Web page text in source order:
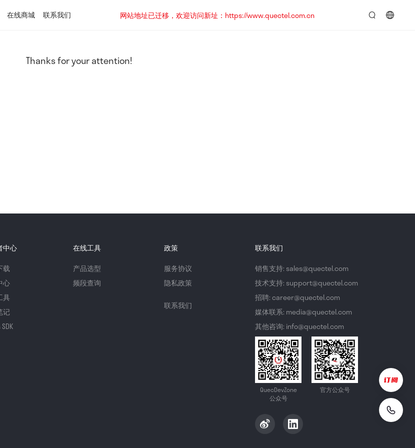
在线商城 联系我们
网站地址已迁移，欢迎访问新址：https://www.quectel.com.cn
Thanks for your attention!
中心
载
心
具
记
在线工具
产品选型
频段查询
政策
服务协议
隐私政策
联系我们
联系我们
销售支持: sales@quectel.com
技术支持: support@quectel.com
招聘: career@quectel.com
媒体联系: media@quectel.com
其他咨询: info@quectel.com
QuecDevZone
公众号
官方公众号